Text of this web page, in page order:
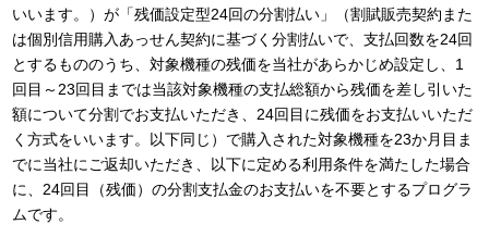
いいます。）が「残価設定型24回の分割払い」（割賦販売契約また
は個別信用購入あっせん契約に基づく分割払いで、支払回数を24回
とするもののうち、対象機種の残価を当社があらかじめ設定し、1
回目～23回目までは当該対象機種の支払総額から残価を差し引いた
額について分割でお支払いただき、24回目に残価をお支払いいただ
く方式をいいます。以下同じ）で購入された対象機種を23か月目ま
でに当社にご返却いただき、以下に定める利用条件を満たした場合
に、24回目（残価）の分割支払金のお支払いを不要とするプログラ
ムです。